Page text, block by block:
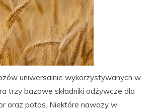
uniwersalnie wykorzystywanych w
trzy bazowe składniki odżywcze dla
oraz potas. Niektóre nawozy w